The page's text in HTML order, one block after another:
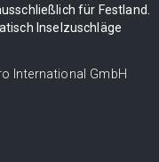
für Festland.
Inselzuschläge
International GmbH